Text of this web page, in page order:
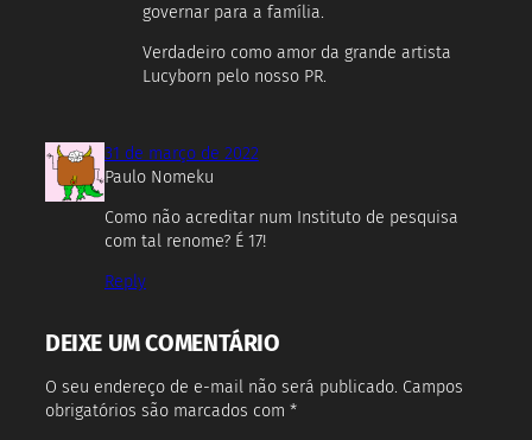
governar para a família.
Verdadeiro como amor da grande artista
Lucyborn pelo nosso PR.
31 de março de 2022
Paulo Nomeku
Como não acreditar num Instituto de pesquisa
com tal renome? É 17!
Reply
DEIXE UM COMENTÁRIO
O seu endereço de e-mail não será publicado. Campos
obrigatórios são marcados com *